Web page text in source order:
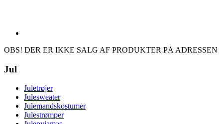
OBS! DER ER IKKE SALG AF PRODUKTER PÅ ADRESSEN
Jul
Juletrøjer
Julesweater
Julemandskostumer
Julestrømper